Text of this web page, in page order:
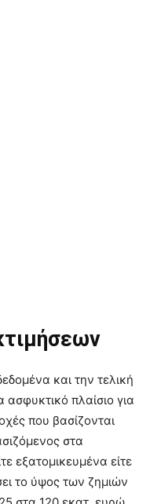
και την τελική
ασφυκτικό πλαίσιο για
που βασίζονται
στα
εξατομικευμένα είτε
το ύψος των ζημιών